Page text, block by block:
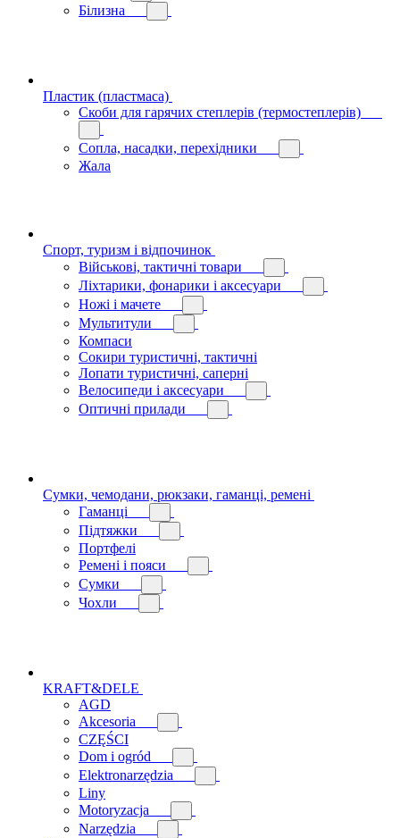
Білизна
Пластик (пластмаса)
Скоби для гарячих степлерів (термостеплерів)
Сопла, насадки, перехідники
Жала
Спорт, туризм і відпочинок
Військові, тактичні товари
Ліхтарики, фонарики і аксесуари
Ножі і мачете
Мультитули
Компаси
Сокири туристичні, тактичні
Лопати туристичні, саперні
Велосипеди і аксесуари
Оптичні прилади
Сумки, чемодани, рюкзаки, гаманці, ремені
Гаманці
Підтяжки
Портфелі
Ремені і пояси
Сумки
Чохли
KRAFT&DELE
AGD
Akcesoria
CZĘŚCI
Dom i ogród
Elektronarzędzia
Liny
Motoryzacja
Narzędzia